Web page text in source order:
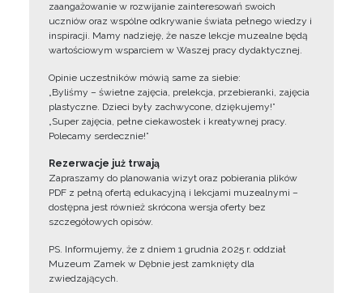
zaangażowanie w rozwijanie zainteresowań swoich
uczniów oraz wspólne odkrywanie świata pełnego wiedzy i
inspiracji. Mamy nadzieję, że nasze lekcje muzealne będą
wartościowym wsparciem w Waszej pracy dydaktycznej.
Opinie uczestników mówią same za siebie:
„Byliśmy – świetne zajęcia, prelekcja, przebieranki, zajęcia
plastyczne. Dzieci były zachwycone, dziękujemy!”
„Super zajęcia, pełne ciekawostek i kreatywnej pracy.
Polecamy serdecznie!”
Rezerwacje już trwają
Zapraszamy do planowania wizyt oraz pobierania plików
PDF z pełną ofertą edukacyjną i lekcjami muzealnymi –
dostępna jest również skrócona wersja oferty bez
szczegółowych opisów.
PS. Informujemy, że z dniem 1 grudnia 2025 r. oddział
Muzeum Zamek w Dębnie jest zamknięty dla
zwiedzających.